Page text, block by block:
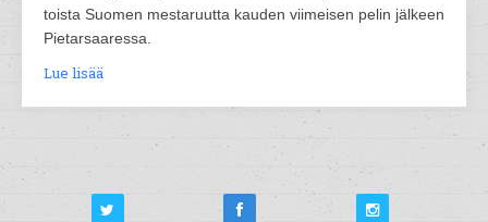
toista Suomen mestaruutta kauden viimeisen pelin jälkeen
Pietarsaaressa.
Lue lisää